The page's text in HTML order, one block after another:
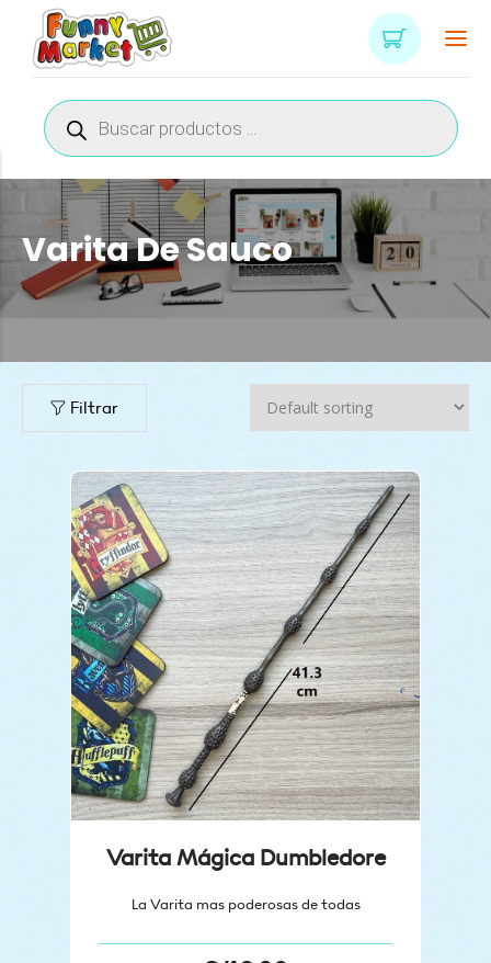
Búsqueda
de
productos
Varita De Sauco
Filtrar
Varita Mágica Dumbledore
La Varita mas poderosas de todas